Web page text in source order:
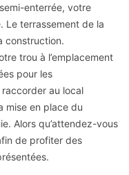
enterrée, votre
Le terrassement de la
construction.
trou à l’emplacement
pour les
au local
mise en place du
Alors qu’attendez-vous
de profiter des